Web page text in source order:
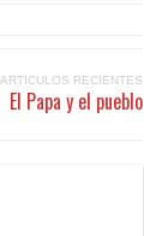
ARTICULOS RECIENTES
El Papa y el pueblo